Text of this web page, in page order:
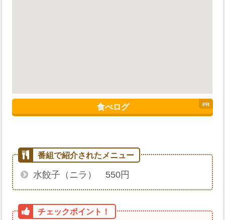
食べログ
水餃子（ニラ） 550円